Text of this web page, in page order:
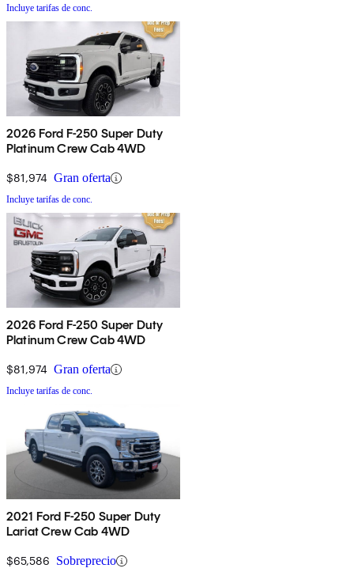
Incluye tarifas de conc.
2026 Ford F-250 Super Duty
Platinum Crew Cab 4WD
$81,974 Gran oferta
Incluye tarifas de conc.
2026 Ford F-250 Super Duty
Platinum Crew Cab 4WD
$81,974 Gran oferta
Incluye tarifas de conc.
2021 Ford F-250 Super Duty
Lariat Crew Cab 4WD
$65,586 Sobreprecio